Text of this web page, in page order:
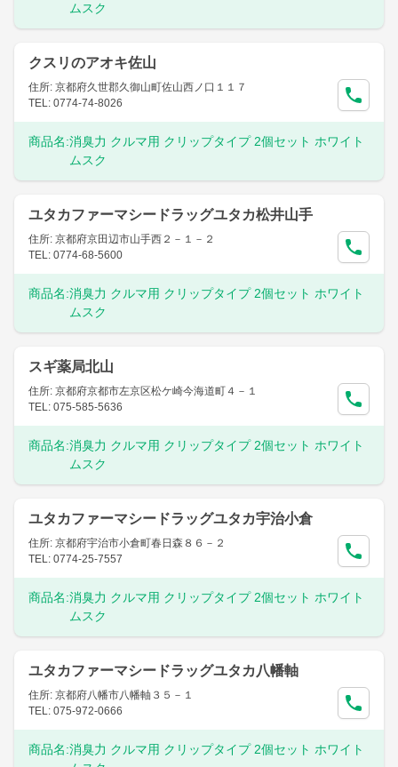
ムスク
クスリのアオキ佐山
住所: 京都府久世郡久御山町佐山西ノ口１１７
TEL: 0774-74-8026
商品名:消臭力 クルマ用 クリップタイプ 2個セット ホワイト
ムスク
ユタカファーマシードラッグユタカ松井山手
住所: 京都府京田辺市山手西２－１－２
TEL: 0774-68-5600
商品名:消臭力 クルマ用 クリップタイプ 2個セット ホワイト
ムスク
スギ薬局北山
住所: 京都府京都市左京区松ケ崎今海道町４－１
TEL: 075-585-5636
商品名:消臭力 クルマ用 クリップタイプ 2個セット ホワイト
ムスク
ユタカファーマシードラッグユタカ宇治小倉
住所: 京都府宇治市小倉町春日森８６－２
TEL: 0774-25-7557
商品名:消臭力 クルマ用 クリップタイプ 2個セット ホワイト
ムスク
ユタカファーマシードラッグユタカ八幡軸
住所: 京都府八幡市八幡軸３５－１
TEL: 075-972-0666
商品名:消臭力 クルマ用 クリップタイプ 2個セット ホワイト